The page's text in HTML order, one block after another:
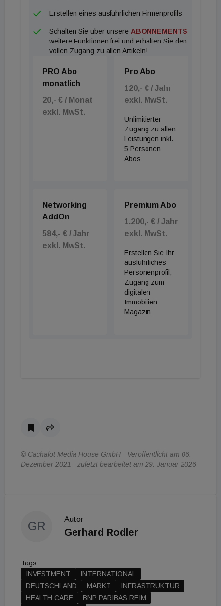
Erstellen eines ausführlichen Firmenprofils
Schalten Sie über unsere ABONNEMENTS
weitere Funktionen frei und erhalten Sie den
vollen Zugang zu allen Artikeln!
PRO Abo
monatlich
20,- € / Monat
exkl. MwSt.
Pro Abo
120,- € / Jahr
exkl. MwSt.
Unlimitierter
Zugang zu allen
Leistungen inkl.
5 Personen
Abos
Networking
AddOn
584,- € / Jahr
exkl. MwSt.
Premium Abo
1.200,- € / Jahr
exkl. MwSt.
Erstellen Sie Ihr
ausführliches
Personenprofil,
Zugang zum
digitalen
Immobilien
Magazin
© Cachalot Media House GmbH - Veröffentlicht am 06.
Dezember 2021 - zuletzt bearbeitet am 29. Januar 2026
GR
Autor
Gerhard Rodler
Tags
INVESTMENT
INTERNATIONAL
DEUTSCHLAND
MARKT
INFRASTRUKTUR
HEALTH CARE
BNP PARIBAS REIM